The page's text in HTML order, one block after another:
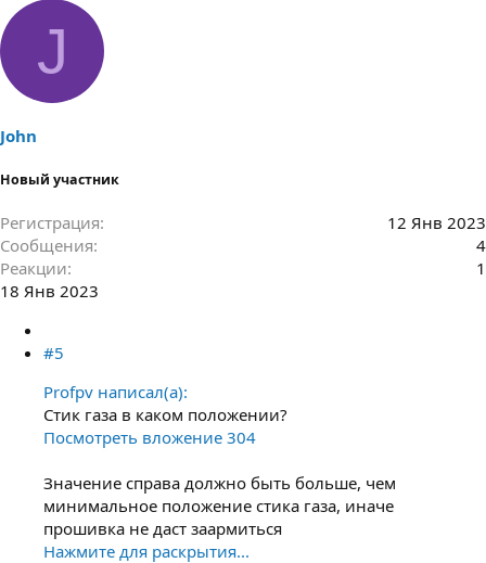
J
John
Новый участник
Регистрация
12 Янв 2023
Сообщения
4
Реакции
1
18 Янв 2023
#5
Profpv написал(а):
Стик газа в каком положении?
Посмотреть вложение 304
Значение справа должно быть больше, чем
минимальное положение стика газа, иначе
прошивка не даст заармиться
Нажмите для раскрытия...